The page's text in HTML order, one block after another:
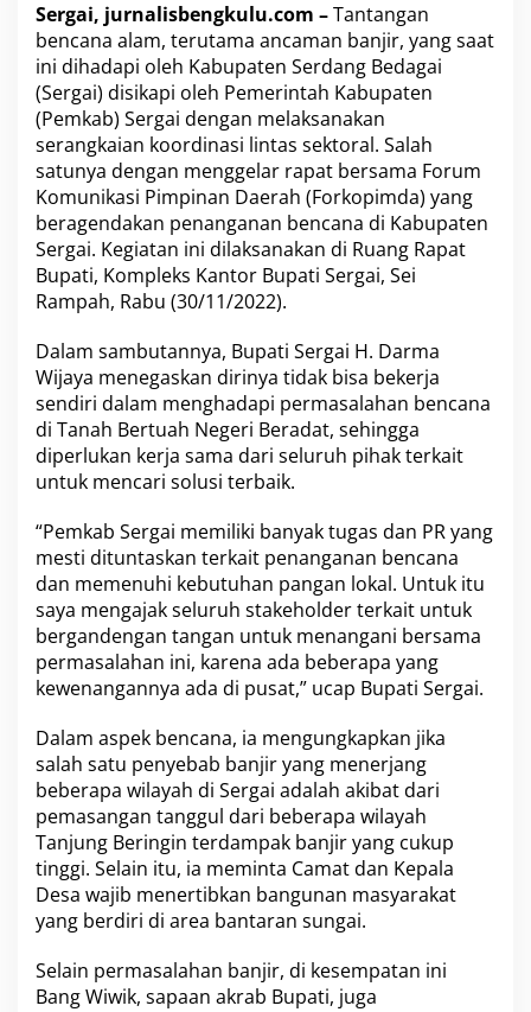
i
d
i
S
r
g
a
i
,
B
u
i
F
o
k
o
i
d
a
P
e
r
k
u
t
S
n
e
r
g
i
K
Sergai, jurnalisbengkulu.com –Tantangan
bencana alam, terutama ancaman banjir, yang saat
ini dihadapi oleh Kabupaten Serdang Bedagai
(Sergai) disikapi oleh Pemerintah Kabupaten
(Pemkab) Sergai dengan melaksanakan
serangkaian koordinasi lintas sektoral. Salah
satunya dengan menggelar rapat bersama Forum
Komunikasi Pimpinan Daerah (Forkopimda) yang
beragendakan penanganan bencana di Kabupaten
Sergai. Kegiatan ini dilaksanakan di Ruang Rapat
Bupati, Kompleks Kantor Bupati Sergai, Sei
Rampah, Rabu (30/11/2022).
Dalam sambutannya, Bupati Sergai H. Darma
Wijaya menegaskan dirinya tidak bisa bekerja
sendiri dalam menghadapi permasalahan bencana
di Tanah Bertuah Negeri Beradat, sehingga
diperlukan kerja sama dari seluruh pihak terkait
untuk mencari solusi terbaik.
“Pemkab Sergai memiliki banyak tugas dan PR yang
mesti dituntaskan terkait penanganan bencana
dan memenuhi kebutuhan pangan lokal. Untuk itu
saya mengajak seluruh stakeholder terkait untuk
bergandengan tangan untuk menangani bersama
permasalahan ini, karena ada beberapa yang
kewenangannya ada di pusat,” ucap Bupati Sergai.
Dalam aspek bencana, ia mengungkapkan jika
salah satu penyebab banjir yang menerjang
beberapa wilayah di Sergai adalah akibat dari
pemasangan tanggul dari beberapa wilayah
Tanjung Beringin terdampak banjir yang cukup
tinggi. Selain itu, ia meminta Camat dan Kepala
Desa wajib menertibkan bangunan masyarakat
yang berdiri di area bantaran sungai.
Selain permasalahan banjir, di kesempatan ini
Bang Wiwik, sapaan akrab Bupati, juga